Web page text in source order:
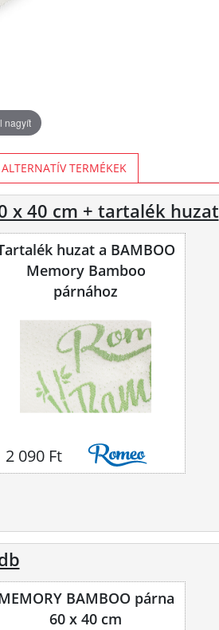
nagyít
ALTERNATÍV TERMÉKEK
x 40 cm + tartalék huzat
huzat a BAMBOO
Memory Bamboo
párnához
2 090 Ft
BAMBOO párna
60 x 40 cm